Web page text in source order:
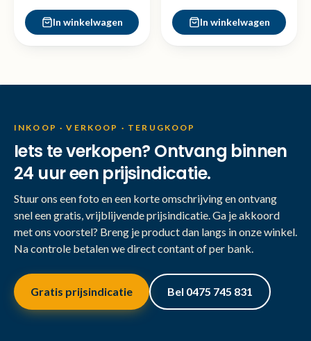
In winkelwagen In winkelwagen
INKOOP · VERKOOP · TERUGKOOP
Iets te verkopen? Ontvang binnen
24 uur een prijsindicatie.
Stuur ons een foto en een korte omschrijving en ontvang
snel een gratis, vrijblijvende prijsindicatie. Ga je akkoord
met ons voorstel? Breng je product dan langs in onze winkel.
Na controle betalen we direct contant of per bank.
Gratis prijsindicatie Bel 0475 745 831